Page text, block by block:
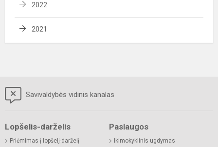
2022
2021
Savivaldybės vidinis kanalas
Lopšelis-darželis
Priėmimas į lopšelį-darželį
Paslaugos
Ikimokyklinis ugdymas